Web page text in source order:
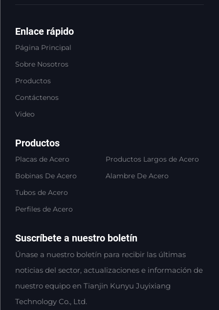
Enlace rápido
Página Principal
Sobre Nosotros
Productos
Contáctenos
Video
Productos
Placas de Acero
Bobinas De Acero
Tubos de Acero
Perfiles de Acero
Productos Largos de Acero
Alambre De Acero
Suscríbete a nuestro boletín
Únase a nuestro boletín para recibir las últimas
noticias del sector, actualizaciones e información de
nuestro equipo en Tianjin Kunyu Juyixiang
Technology Co., Ltd.